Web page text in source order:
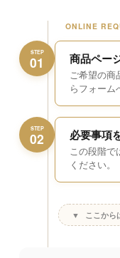
ONLINE
STEP
01 商品ペー
ご希望の
らフォーム
STEP
02 必要事項
この段階
ください。
▼ ここから